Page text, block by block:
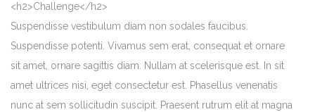
<h2>Challenge</h2>
Suspendisse vestibulum diam non sodales faucibus.
Suspendisse potenti. Vivamus sem erat, consequat et ornare
sit amet, ornare sagittis diam. Nullam at scelerisque est. In sit
amet ultrices nisi, eget consectetur est. Phasellus venenatis
nunc at sem sollicitudin suscipit. Praesent rutrum elit at magna